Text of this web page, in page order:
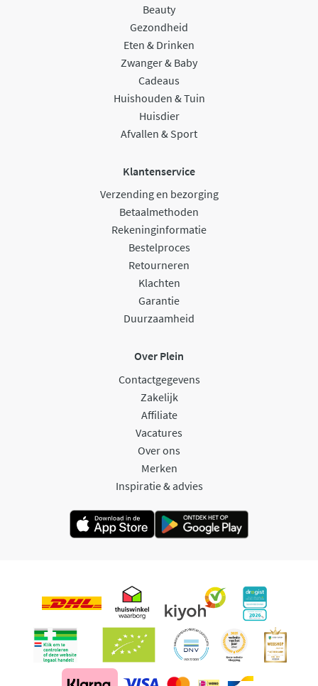
Beauty
Gezondheid
Eten & Drinken
Zwanger & Baby
Cadeaus
Huishouden & Tuin
Huisdier
Afvallen & Sport
Klantenservice
Verzending en bezorging
Betaalmethoden
Rekeninginformatie
Bestelproces
Retourneren
Klachten
Garantie
Duurzaamheid
Over Plein
Contactgegevens
Zakelijk
Affiliate
Vacatures
Over ons
Merken
Inspiratie & advies